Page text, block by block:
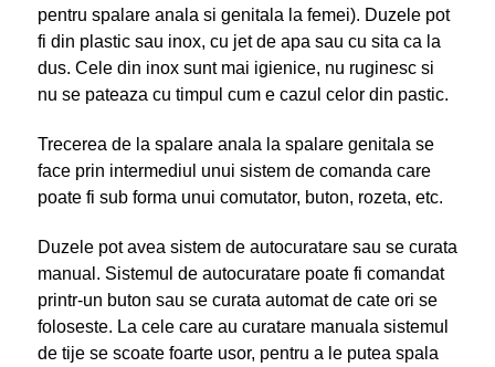
pentru spalare anala si genitala la femei). Duzele pot
fi din plastic sau inox, cu jet de apa sau cu sita ca la
dus. Cele din inox sunt mai igienice, nu ruginesc si
nu se pateaza cu timpul cum e cazul celor din pastic.
Trecerea de la spalare anala la spalare genitala se
face prin intermediul unui sistem de comanda care
poate fi sub forma unui comutator, buton, rozeta, etc.
Duzele pot avea sistem de autocuratare sau se curata
manual. Sistemul de autocuratare poate fi comandat
printr-un buton sau se curata automat de cate ori se
foloseste. La cele care au curatare manuala sistemul
de tije se scoate foarte usor, pentru a le putea spala